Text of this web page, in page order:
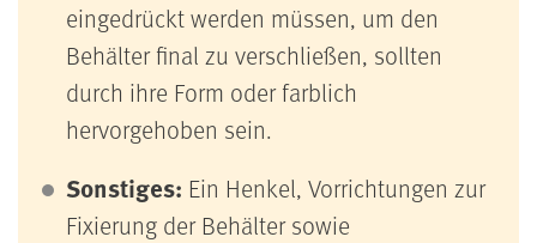
eingedrückt werden müssen, um den
Behälter final zu verschließen, sollten
durch ihre Form oder farblich
hervorgehoben sein.
Sonstiges: Ein Henkel, Vorrichtungen zur
Fixierung der Behälter sowie